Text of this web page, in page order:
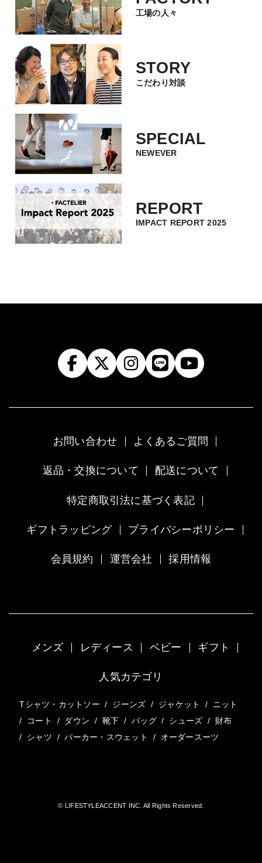
工場の人々
STORY
こだわり対談
SPECIAL
NEWEVER
REPORT
IMPACT REPORT 2025
お問い合わせ よくあるご質問
返品・交換について 配送について
特定商取引法に基づく表記
ギフトラッピング プライバシーポリシー
会員規約 運営会社 採用情報
メンズ レディース ベビー ギフト
人気カテゴリ
Tシャツ・カットソー / ジーンズ / ジャケット /
ニット
/
コート / ダウン / 靴下 / バッグ / シューズ /
財布
/
シャツ / パーカー・スウェット / オーダースーツ
© LIFESTYLEACCENT INC. All Rights Reserved.